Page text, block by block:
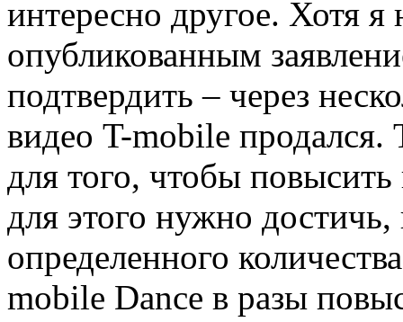
интересно другое. Хотя я
опубликованным
подтвердить – через
видео T-mobile продался.
для того, чтобы
для этого нужно
определенного
mobile Dance в разы